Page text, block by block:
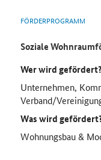
FÖRDERPROGRAMM
Soziale
Wer wird
Unternehmen,
Verband/
Was wird
Wohnungsbau &